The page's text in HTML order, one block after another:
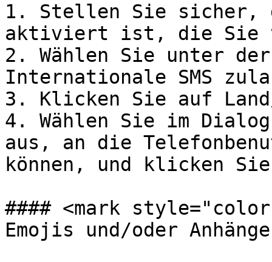
1. Stellen Sie sicher,
aktiviert ist, die Sie
2. Wählen Sie unter
Internationale SMS
3. Klicken Sie auf
4. Wählen Sie im
aus, an die
können, und klicken
#### <mark
Emojis und/oder